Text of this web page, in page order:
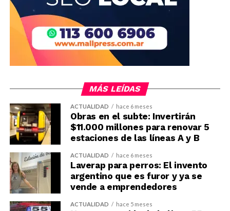
MÁS LEÍDAS
ACTUALIDAD hace 6 meses
Obras en el subte: Invertirán
$11.000 millones para renovar 5
estaciones de las líneas A y B
ACTUALIDAD hace 6 meses
Laverap para perros: El invento
argentino que es furor y ya se
vende a emprendedores
ACTUALIDAD hace 5 meses